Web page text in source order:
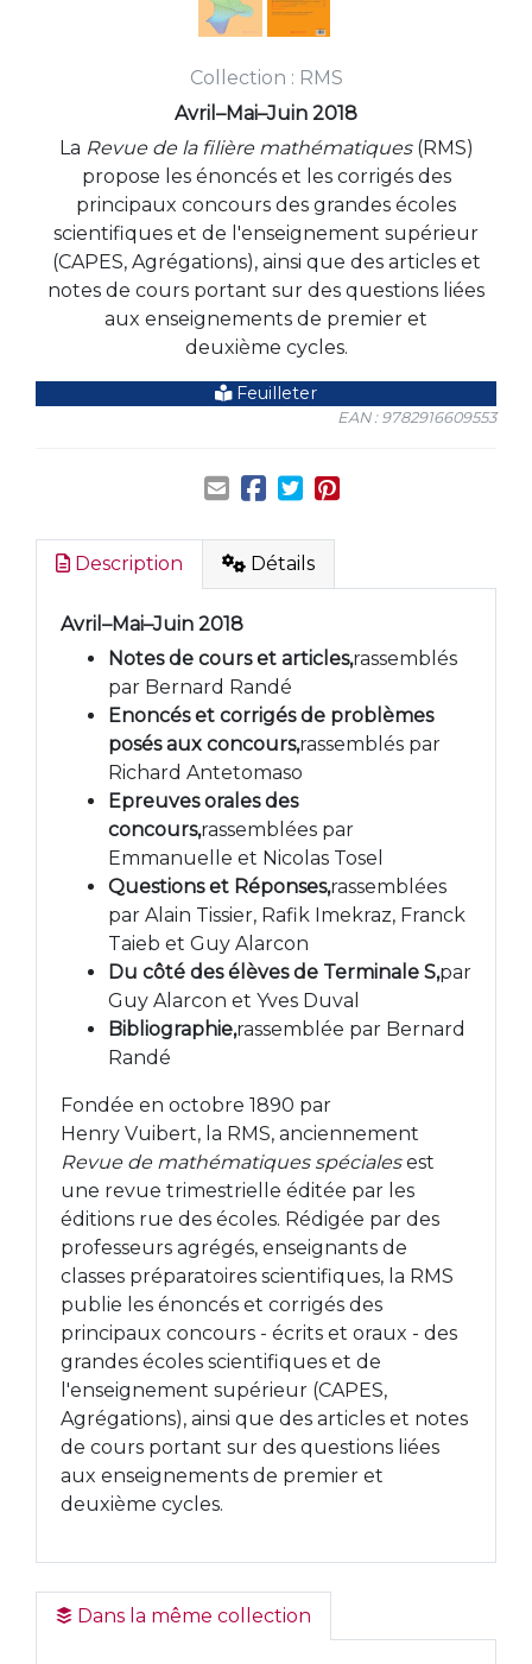
Collection : RMS
Avril–Mai–Juin 2018
La Revue de la filière mathématiques(RMS)
propose les énoncés et les corrigés des
principaux concours des grandes écoles
scientifiques et de l'enseignement supérieur
(CAPES, Agrégations), ainsi que des articles et
notes de cours portant sur des questions liées
aux enseignements de premier et
deuxième cycles.
Feuilleter
EAN : 9782916609553
Description Détails
Avril–Mai–Juin 2018
Notes de cours et articles,rassemblés
par Bernard Randé
Enoncés et corrigés de problèmes
posés aux concours,rassemblés par
Richard Antetomaso
Epreuves orales des
concours,rassemblées par
Emmanuelle et Nicolas Tosel
Questions et Réponses,rassemblées
par Alain Tissier, Rafik Imekraz, Franck
Taieb et Guy Alarcon
Du côté des élèves de Terminale S,par
Guy Alarcon et Yves Duval
Bibliographie,rassemblée par Bernard
Randé
Fondée en octobre 1890 par
Henry Vuibert, la RMS, anciennement
Revue de mathématiques spécialesest
une revue trimestrielle éditée par les
éditions rue des écoles. Rédigée par des
professeurs agrégés, enseignants de
classes préparatoires scientifiques, la RMS
publie les énoncés et corrigés des
principaux concours - écrits et oraux - des
grandes écoles scientifiques et de
l'enseignement supérieur (CAPES,
Agrégations), ainsi que des articles et notes
de cours portant sur des questions liées
aux enseignements de premier et
deuxième cycles.
Dans la même collection